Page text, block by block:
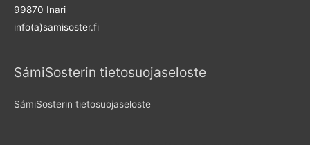
99870 Inari
info(a)samisoster.fi
SámiSosterin tietosuojaseloste
SámiSosterin tietosuojaseloste